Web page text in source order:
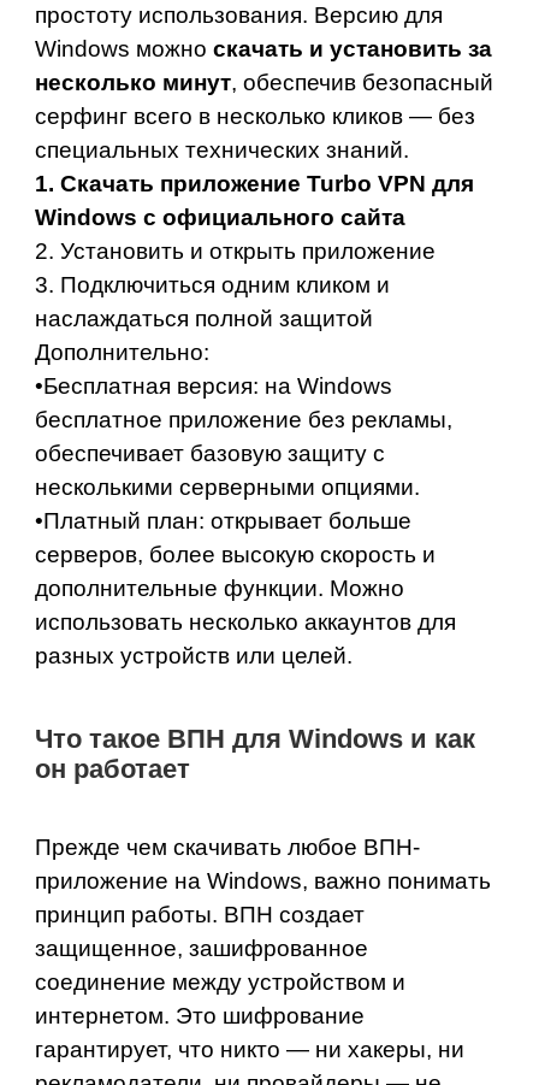
простоту использования. Версию для
Windows можно скачать и установить за
несколько минут, обеспечив безопасный
серфинг всего в несколько кликов — без
специальных технических знаний.
1. Скачать приложение Turbo VPN для
Windows с официального сайта
2. Установить и открыть приложение
3. Подключиться одним кликом и
наслаждаться полной защитой
Дополнительно:
•Бесплатная версия: на Windows
бесплатное приложение без рекламы,
обеспечивает базовую защиту с
несколькими серверными опциями.
•Платный план: открывает больше
серверов, более высокую скорость и
дополнительные функции. Можно
использовать несколько аккаунтов для
разных устройств или целей.
Что такое ВПН для Windows и как
он работает
Прежде чем скачивать любое ВПН-
приложение на Windows, важно понимать
принцип работы. ВПН создает
защищенное, зашифрованное
соединение между устройством и
интернетом. Это шифрование
гарантирует, что никто — ни хакеры, ни